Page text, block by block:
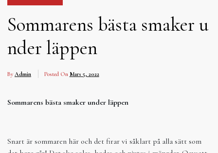
Sommarens bästa smaker u
nder läppen
By Admin Posted On Mars 5, 2022
Sommarens bästa smaker under läppen
Snart är sommaren här och det firar vi såklart på alla sätt som